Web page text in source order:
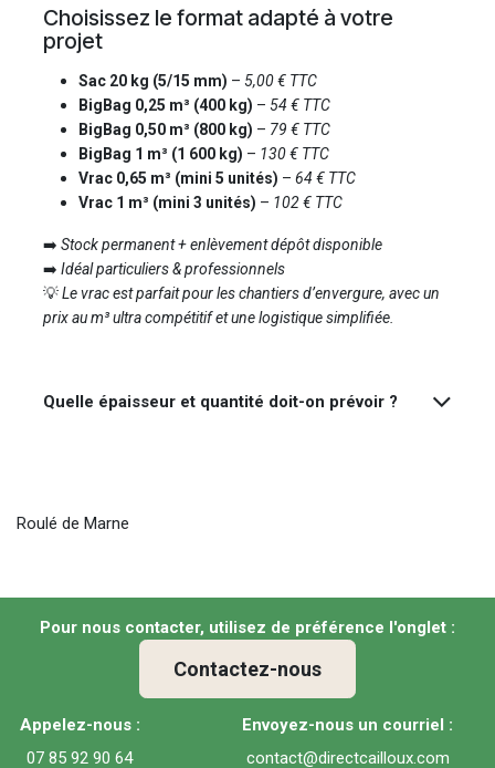
Choisissez le format adapté à votre
projet
Sac 20 kg (5/15 mm) – 5,00 € TTC
BigBag 0,25 m³ (400 kg) – 54 € TTC
BigBag 0,50 m³ (800 kg) – 79 € TTC
BigBag 1 m³ (1 600 kg) – 130 € TTC
Vrac 0,65 m³ (mini 5 unités) – 64 € TTC
Vrac 1 m³ (mini 3 unités) – 102 € TTC
➡️ Stock permanent + enlèvement dépôt disponible
➡️ Idéal particuliers & professionnels
💡Le vrac est parfait pour les chantiers d’envergure, avec un
prix au m³ ultra compétitif et une logistique simplifiée.
Quelle épaisseur et quantité doit-on prévoir ?
Roulé de Marne
Pour nous contacter, utilisez de préférence l'onglet :
Contactez-nous
Appelez-nous :
07 85 92 90 64
Envoyez-nous un courriel :
contact@directcailloux.com